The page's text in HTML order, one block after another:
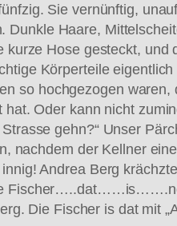
Sie vernünftig,
Haare,
Hose gesteckt, und
Körperteile
so hochgezogen
Oder kann nicht
gehn?“ Unser
nachdem der Kellner
Andrea Berg
Die Fischer is dat mit